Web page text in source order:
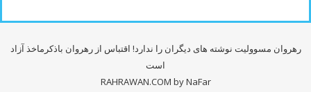
رهروان مسوولیت نوشته های دیگران را ندارد! اقتباس از رهروان باذکرماخذ آزاد
است
RAHRAWAN.COM by NaFar